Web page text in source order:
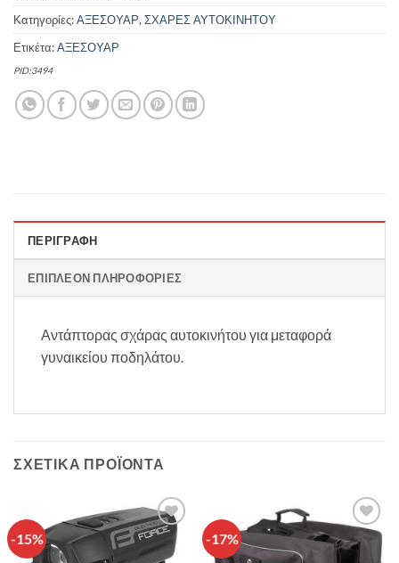
Κατηγορίες:ΑΞΕΣΟΥΑΡ, ΣΧΑΡΕΣ ΑΥΤΟΚΙΝΗΤΟΥ
Ετικέτα:ΑΞΕΣΟΥΑΡ
PID:3494
ΠΕΡΙΓΡΑΦΉ
ΕΠΙΠΛΈΟΝ ΠΛΗΡΟΦΟΡΊΕΣ
Αντάπτορας σχάρας αυτοκινήτου για μεταφορά
γυναικείου ποδηλάτου.
ΣΧΕΤΙΚΆ ΠΡΟΪΌΝΤΑ
-15%
Πρόσθήκη
στην λίστα
-17%
Πρόσθήκη
στην λίστα